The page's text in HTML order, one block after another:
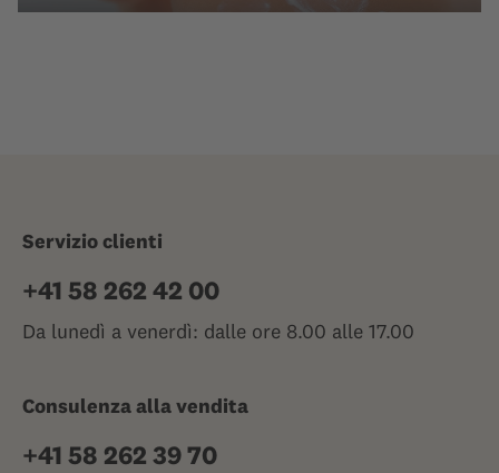
Servizio clienti
+41 58 262 42 00
Da lunedì a venerdì: dalle ore 8.00 alle 17.00
Consulenza alla vendita
+41 58 262 39 70